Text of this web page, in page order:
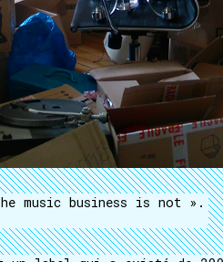
music business is not ».